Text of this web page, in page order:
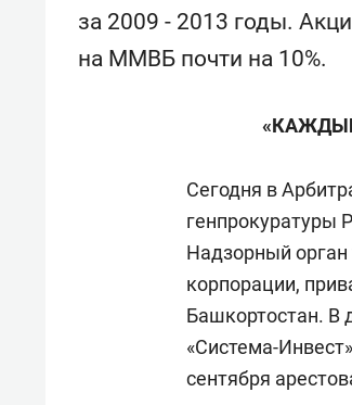
за 2009 - 2013 годы.
на ММВБ почти на 10%.
Сегодня в
генпрокуратуры
Надзорный орган
корпорации,
Башкортостан. В
«Система-
сентября